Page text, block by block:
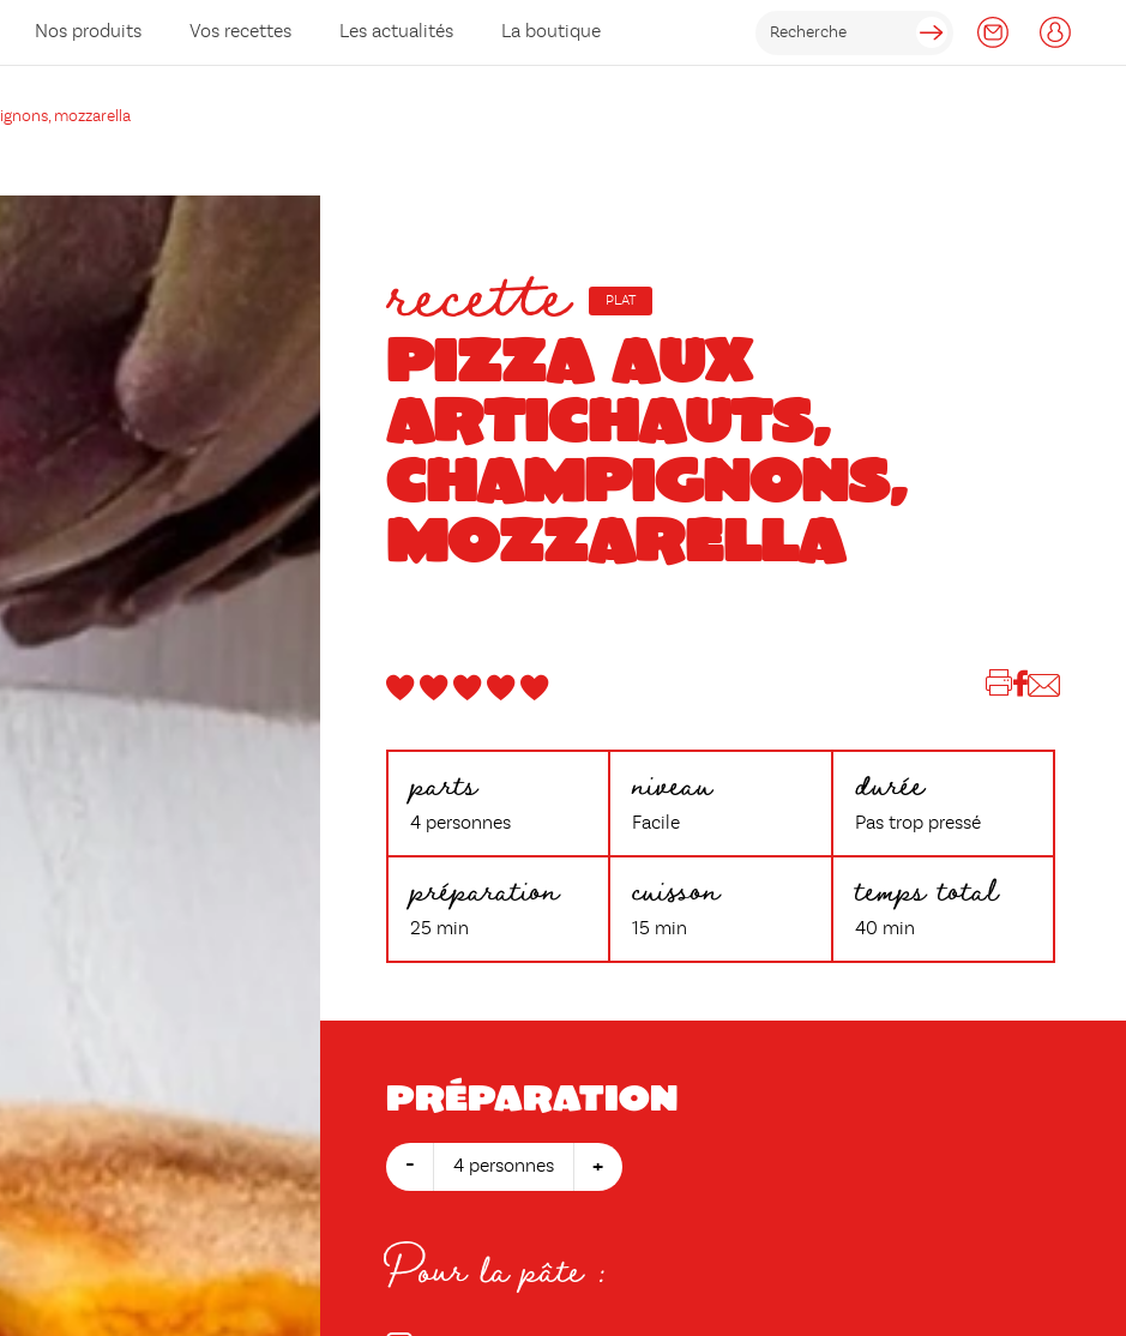
Nos produits Vos recettes Les actualités La boutique
mozzarella
recette PLAT
PIZZA AUX
ARTICHAUTS,
CHAMPIGNONS,
MOZZARELLA
parts
4 personnes
niveau
Facile
durée
Pas trop pressé
préparation
25 min
cuisson
15 min
temps total
40 min
Préparation
- 4 personnes +
Pour la pâte :